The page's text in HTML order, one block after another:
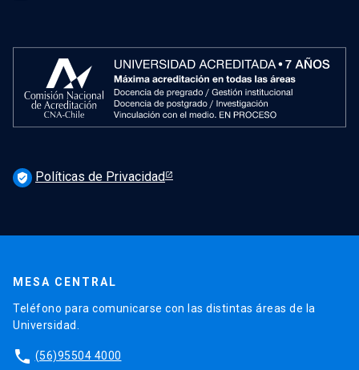
verified_user Políticas de Privacidad
MESA CENTRAL
Teléfono para comunicarse con las distintas áreas de la
Universidad.
phone (56)95504 4000